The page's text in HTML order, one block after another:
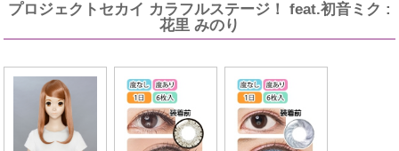
プロジェクトセカイ カラフルステージ！ feat.初音ミク :
花里 みのり